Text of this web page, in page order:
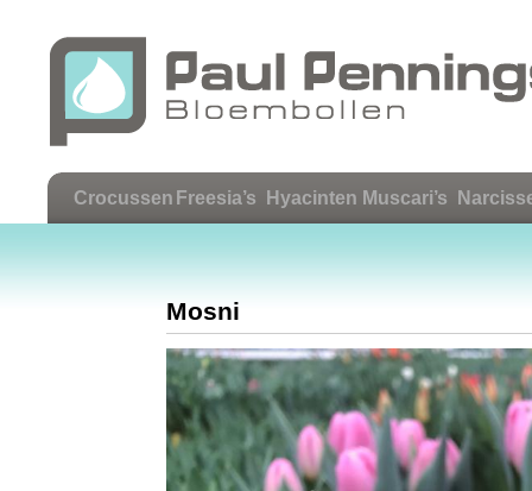
Crocussen Freesia’s Hyacinten Muscari’s
Mosni